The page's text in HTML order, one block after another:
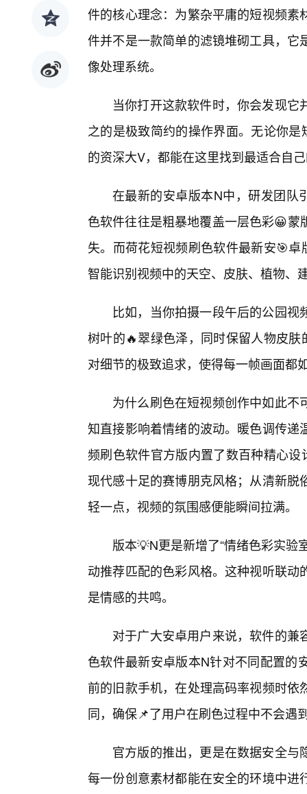
件的核心理念：为繁杂平庸的短视频
件并不是一款简单的滤镜堆砌工具，
像处理系统。
当你打开这款软件时，你会发现
之的是极致简约的操作界面。无论你
的资深大V，都能在这里找到最适合自
在最新的安卓版本N中，研发团队
色软件往往是粗暴地覆盖一层色彩😀
失。而荷花短视频刷色软件最新安🎯
智能识别视频中的天空、皮肤、植物、
比如，当你拍摄一段午后的公园
树叶的🔥翠绿色泽，同时保留人物皮
对细节的极致追求，使得每一帧画面都
为什么刷色在短视频创作中如此
知直接影响着情绪的波动。暖色调传
频刷色软件官方版内置了数百种精心
现代感十足的赛博朋克风格；从清新
轻一点，视频的氛围感便能瞬间拉满。
版本💡N更是新增了“情绪色彩实验
动推荐匹配的色彩风格。这种视听联
是情感的共鸣。
对于广大安卓用户来说，软件的
色软件最新安卓版本N针对不同配置的
前的旧款手机，在处理高码率视频时
同，确保📌了用户在刷色过程中不会遇
官方版的推出，更是在数据安全
每一份创意素材都能在安全的环境中